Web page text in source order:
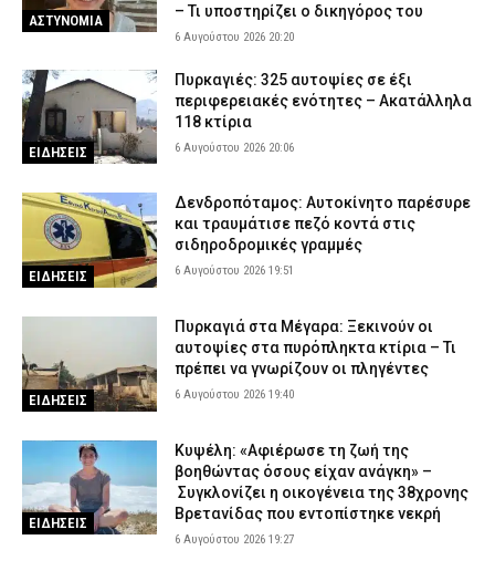
ΑΣΤΥΝΟΜΙΑ
– Τι υποστηρίζει ο δικηγόρος του
6 Αυγούστου 2026 20:20
ΕΙΔΗΣΕΙΣ
Πυρκαγιές: 325 αυτοψίες σε έξι
περιφερειακές ενότητες – Ακατάλληλα
118 κτίρια
6 Αυγούστου 2026 20:06
ΕΙΔΗΣΕΙΣ
Δενδροπόταμος: Αυτοκίνητο παρέσυρε
και τραυμάτισε πεζό κοντά στις
σιδηροδρομικές γραμμές
6 Αυγούστου 2026 19:51
ΕΙΔΗΣΕΙΣ
Πυρκαγιά στα Μέγαρα: Ξεκινούν οι
αυτοψίες στα πυρόπληκτα κτίρια – Τι
πρέπει να γνωρίζουν οι πληγέντες
6 Αυγούστου 2026 19:40
ΕΙΔΗΣΕΙΣ
Κυψέλη: «Αφιέρωσε τη ζωή της
βοηθώντας όσους είχαν ανάγκη» –
Συγκλονίζει η οικογένεια της 38χρονης
Βρετανίδας που εντοπίστηκε νεκρή
6 Αυγούστου 2026 19:27